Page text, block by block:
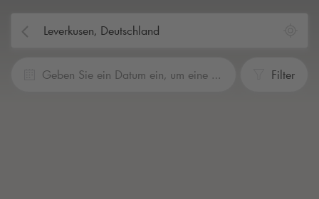
Geben Sie ein Datum ein, um eine Reservierung vorzunehmen Filter